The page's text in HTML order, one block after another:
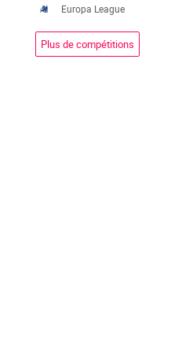
Europa League
Plus de compétitions